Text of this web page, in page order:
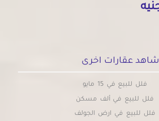
شاهد عقارات اخرى
فلل للبيع في 15 مايو
فلل للبيع في ألف مسكن
فلل للبيع في ارض الجولف